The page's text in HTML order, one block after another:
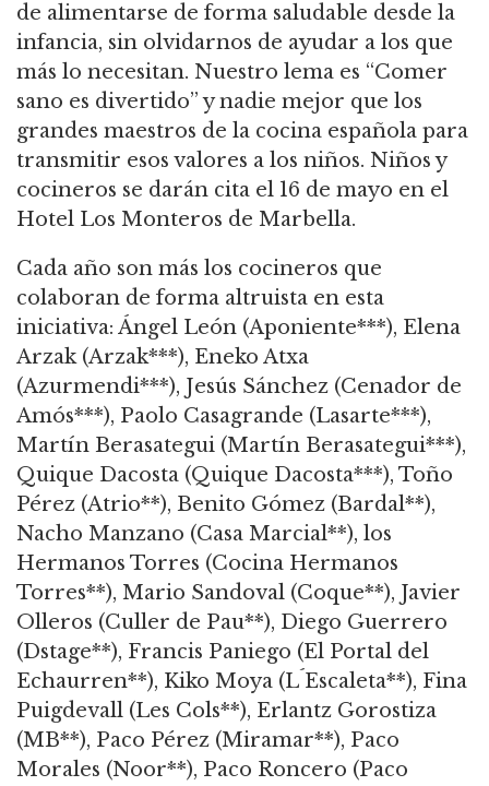
de alimentarse de forma saludable desde la
infancia, sin olvidarnos de ayudar a los que
más lo necesitan. Nuestro lema es “Comer
sano es divertido” y nadie mejor que los
grandes maestros de la cocina española para
transmitir esos valores a los niños. Niños y
cocineros se darán cita el 16 de mayo en el
Hotel Los Monteros de Marbella.
Cada año son más los cocineros que
colaboran de forma altruista en esta
iniciativa: Ángel León (Aponiente***), Elena
Arzak (Arzak***), Eneko Atxa
(Azurmendi***), Jesús Sánchez (Cenador de
Amós***), Paolo Casagrande (Lasarte***),
Martín Berasategui (Martín Berasategui***),
Quique Dacosta (Quique Dacosta***), Toño
Pérez (Atrio**), Benito Gómez (Bardal**),
Nacho Manzano (Casa Marcial**), los
Hermanos Torres (Cocina Hermanos
Torres**), Mario Sandoval (Coque**), Javier
Olleros (Culler de Pau**), Diego Guerrero
(Dstage**), Francis Paniego (El Portal del
Echaurren**), Kiko Moya (L´Escaleta**), Fina
Puigdevall (Les Cols**), Erlantz Gorostiza
(MB**), Paco Pérez (Miramar**), Paco
Morales (Noor**), Paco Roncero (Paco